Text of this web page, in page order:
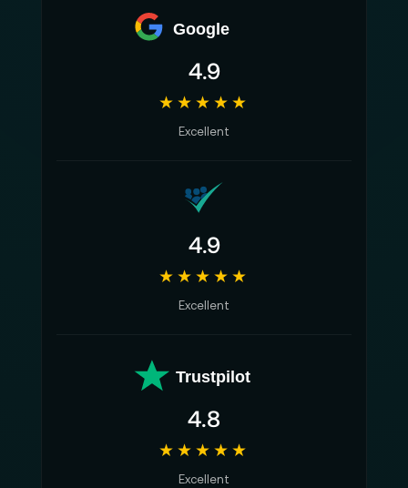
Google
4.9
★★★★★
Excellent
4.9
★★★★★
Excellent
Trustpilot
4.8
★★★★★
Excellent